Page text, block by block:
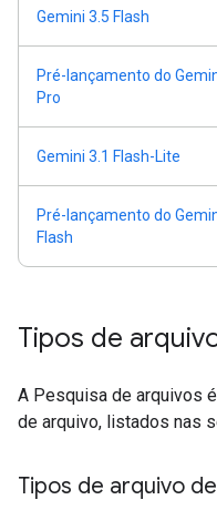
Gemini 3.5 Flash
Pré-lançamento do
Pro
Gemini 3.1 Flash-Lite
Pré-lançamento do
Flash
Tipos de
A Pesquisa de arquivos
de arquivo, listados nas
Tipos de arquivo